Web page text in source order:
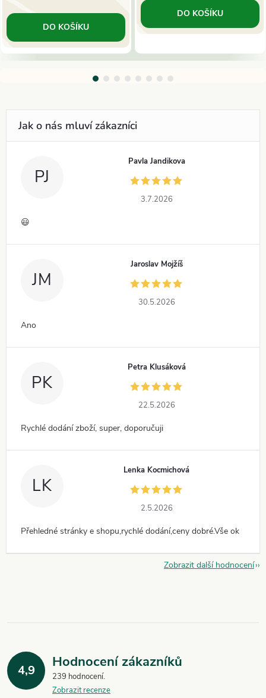
DO KOŠÍKU
DO KOŠÍKU
PJ
Pavla Jandikova
3.7.2026
😃
JM
Jaroslav Mojžíš
30.5.2026
Ano
PK
Petra Klusáková
22.5.2026
Rychlé dodání zboží, super, doporučuji
LK
Lenka Kocmichová
2.5.2026
Přehledné stránky e shopu,rychlé dodání,ceny dobré.Vše ok
Zobrazit další hodnocení
4,9 Hodnocení zákazníků
239 hodnocení
Zobrazit recenze